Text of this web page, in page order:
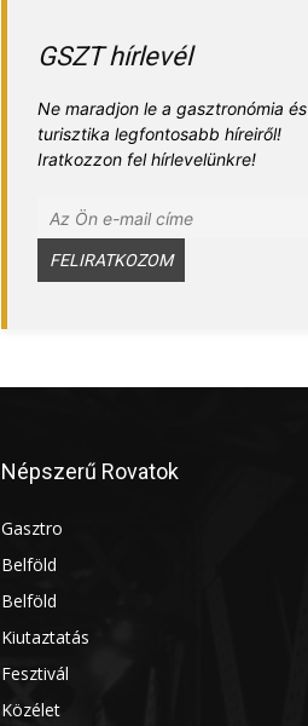
GSZT hírlevél
Ne maradjon le a gasztronómia és
turisztika legfontosabb híreiről!
Iratkozzon fel hírlevelünkre!
Népszerű Rovatok
Gasztro
Belföld
Belföld
Kiutaztatás
Fesztivál
Közélet